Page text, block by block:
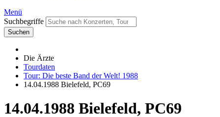
Menü
Suchbegriffe
Suchen
Die Ärzte
Tourdaten
Tour: Die beste Band der Welt! 1988
14.04.1988 Bielefeld, PC69
14.04.1988 Bielefeld, PC69